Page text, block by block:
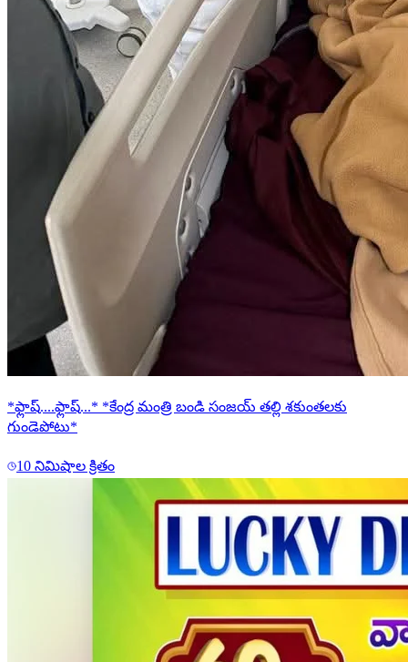
*ఫ్లాష్....ఫ్లాష్...* *కేంద్ర మంత్రి బండి సంజయ్ తల్లి శకుంతలకు
గుండెపోటు*
10 నిమిషాల క్రితం